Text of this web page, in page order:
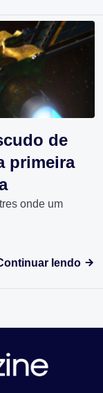
de
primeira
onde um
lendo